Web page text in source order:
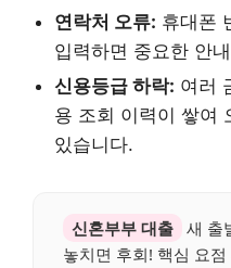
연락처 오류: 휴대폰
입력하면 중요한 안
신용등급 하락: 여러
용 조회 이력이 쌓여
있습니다.
신혼부부 대출
새 출
놓치면 후회! 핵심 요